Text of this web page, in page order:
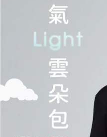
2.基於同意付款使用「大哥付你分
資料（包含姓名、電話或地址）提
由本公司與您本人進行分期帳單所
3.完整用戶服務條款，請詳閱以下連
後付繳納相關費用。
※ 交易是否成功請以「AFTEE先享
是否繳費成功／繳費後需取消欲退
客戶支援中心」
https://
１．透過由恩沛科技股份有限公司
易，需依本服務之必要範圍內提供
權轉讓予恩沛科技股份有限公司。
２．關於個人資料處理事宜，請瀏
https://aftee.tw/terms/#terms3
３．未成年的使用者請事先徵得法
「AFTEE先享後付」，若未經同意
４．使用「AFTEE先享後付」時
京站台北店客服中心(1F星巴克
請自備購物袋，若需購買紙袋